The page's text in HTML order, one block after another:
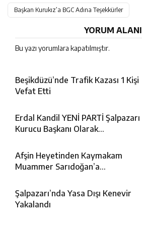
Başkan Kurukız’a BGC Adına Teşekkürler
YORUM ALANI
Bu yazı yorumlara kapatılmıştır.
Beşikdüzü’nde Trafik Kazası 1 Kişi
Vefat Etti
Erdal Kandil YENİ PARTİ Şalpazarı
Kurucu Başkanı Olarak
Afşin Heyetinden Kaymakam
Muammer Sarıdoğan’a
Şalpazarı’nda Yasa Dışı Kenevir
Yakalandı